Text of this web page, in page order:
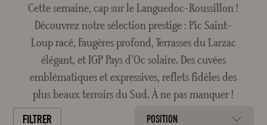
Cette semaine, cap sur le Languedoc-Roussillon !
Découvrez notre sélection prestige : Pic Saint-
Loup racé, Faugères profond, Terrasses du Larzac
élégant, et IGP Pays d’Oc solaire. Des cuvées
emblématiques et expressives, reflets fidèles des
plus beaux terroirs du Sud. À ne pas manquer !
FILTRER
POSITION